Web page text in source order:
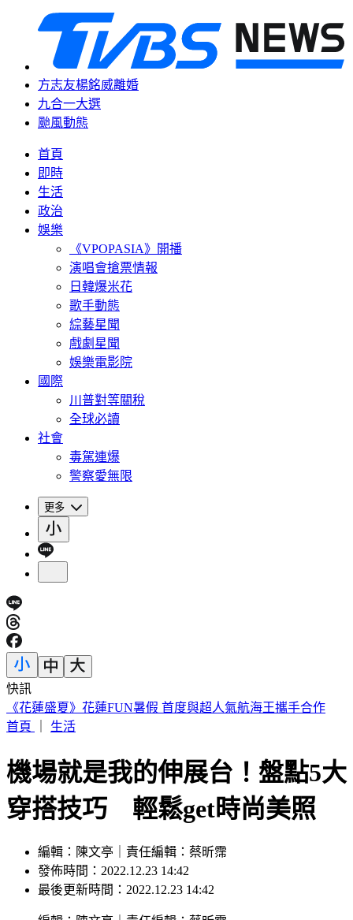
方志友楊銘威離婚
九合一大選
颱風動態
首頁
即時
生活
政治
娛樂
《VPOPASIA》開播
演唱會搶票情報
日韓爆米花
歌手動態
綜藝星聞
戲劇星聞
娛樂電影院
國際
川普對等關稅
全球必讀
社會
毒駕連爆
警察愛無限
更多
快訊
知名韓系婚紗店爆倒閉跑路 業者發聲了
首頁
生活
機場就是我的伸展台！盤點5大
穿搭技巧 輕鬆get時尚美照
編輯：陳文亭｜責任編輯：蔡昕霈
發佈時間：2022.12.23 14:42
最後更新時間：2022.12.23 14:42